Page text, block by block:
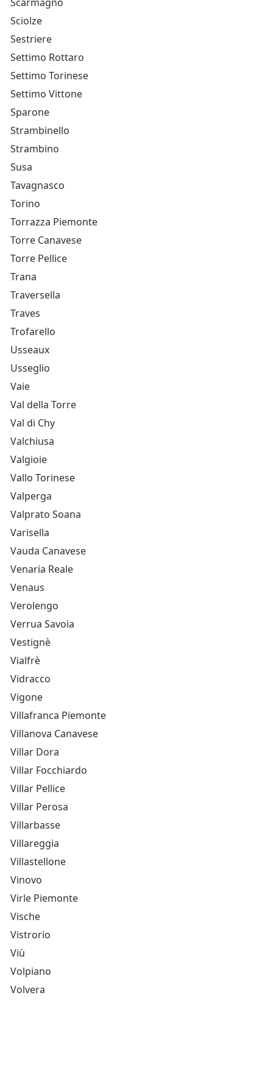
Sciolze
Sestriere
Settimo Rottaro
Settimo Torinese
Settimo Vittone
Sparone
Strambinello
Strambino
Susa
Tavagnasco
Torino
Torrazza Piemonte
Torre Canavese
Torre Pellice
Trana
Traversella
Traves
Trofarello
Usseaux
Usseglio
Vaie
Val della Torre
Val di Chy
Valchiusa
Valgioie
Vallo Torinese
Valperga
Valprato Soana
Varisella
Vauda Canavese
Venaria Reale
Venaus
Verolengo
Verrua Savoia
Vestignè
Vialfrè
Vidracco
Vigone
Villafranca Piemonte
Villanova Canavese
Villar Dora
Villar Focchiardo
Villar Pellice
Villar Perosa
Villarbasse
Villareggia
Villastellone
Vinovo
Virle Piemonte
Vische
Vistrorio
Viù
Volpiano
Volvera